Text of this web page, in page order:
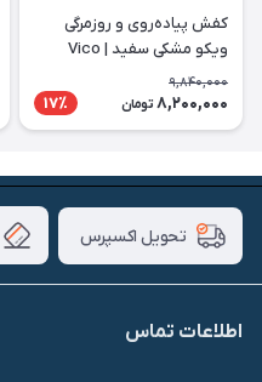
کفش پیاده‌روی و روزمرگی
ویکو مشکی سفید | Vico
9,840,000
8,200,000 تومان 17٪
تحویل اکسپرس
اطلاعات تماس